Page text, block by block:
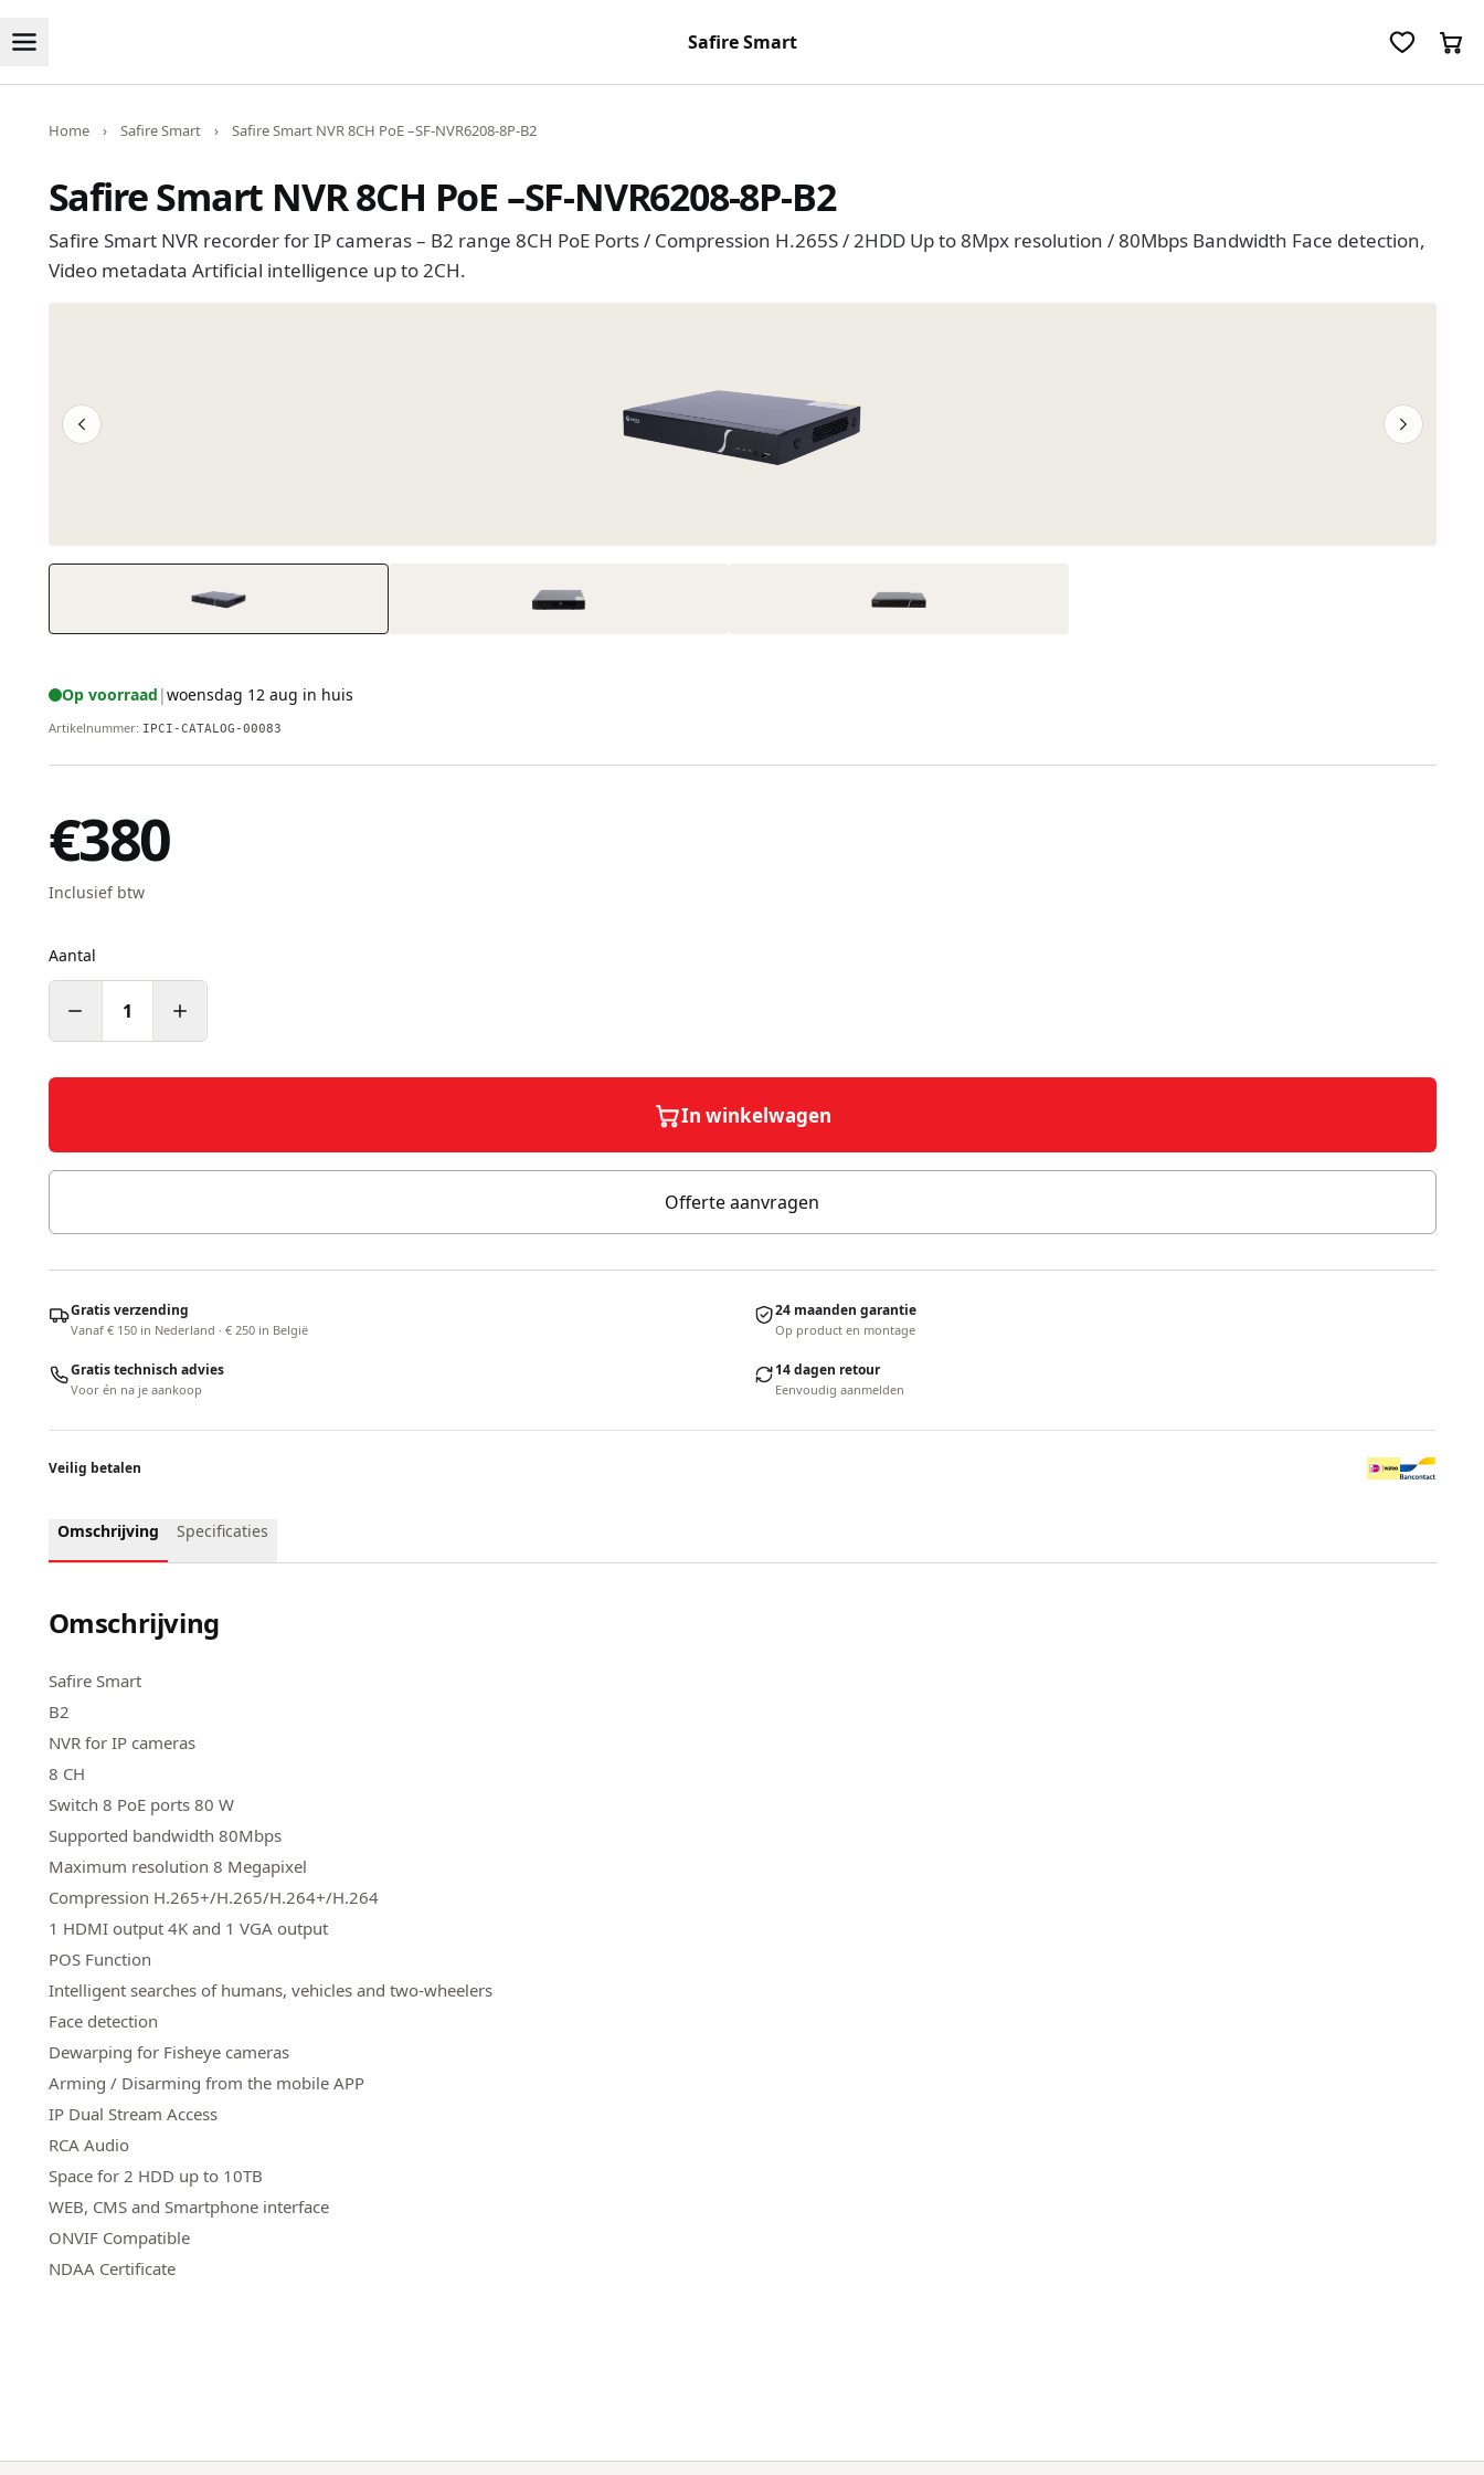
Safire Smart
Home › Safire Smart › Safire Smart NVR 8CH PoE –SF-NVR6208-8P-B2
Safire Smart NVR 8CH PoE –SF-NVR6208-8P-B2
Safire Smart NVR recorder for IP cameras – B2 range 8CH PoE Ports / Compression H.265S / 2HDD Up to 8Mpx resolution / 80Mbps Bandwidth Face detection,
Video metadata Artificial intelligence up to 2CH.
Op voorraad |woensdag 12 aug in huis
Artikelnummer: IPCI-CATALOG-00083
€380
Inclusief btw
Aantal
1
In winkelwagen
Offerte aanvragen
Gratis verzending
Vanaf € 150 in Nederland · € 250 in België
24 maanden garantie
Op product en montage
Gratis technisch advies
Voor én na je aankoop
14 dagen retour
Eenvoudig aanmelden
Veilig betalen
Omschrijving Specificaties
Omschrijving
Safire Smart
B2
NVR for IP cameras
8 CH
Switch 8 PoE ports 80 W
Supported bandwidth 80Mbps
Maximum resolution 8 Megapixel
Compression H.265+/H.265/H.264+/H.264
1 HDMI output 4K and 1 VGA output
POS Function
Intelligent searches of humans, vehicles and two-wheelers
Face detection
Dewarping for Fisheye cameras
Arming / Disarming from the mobile APP
IP Dual Stream Access
RCA Audio
Space for 2 HDD up to 10TB
WEB, CMS and Smartphone interface
ONVIF Compatible
NDAA Certificate